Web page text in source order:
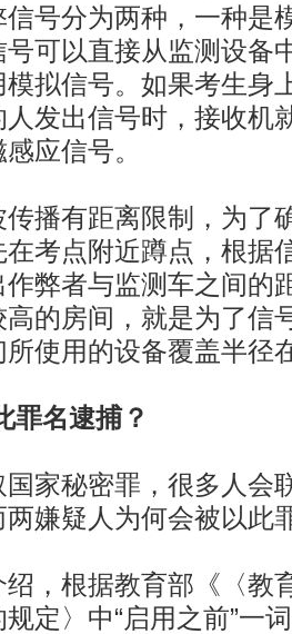
号分为两种，一种是
可以直接从监测设备
拟信号。如果考生身
发出信号时，接收机
应信号。
有距离限制，为了
考点附近蹲点，根据
弊者与监测车之间的
的房间，就是为了信
使用的设备覆盖半径
罪名逮捕？
秘密罪，很多人会
嫌疑人为何会被以此
根据教育部《〈教
定〉中“启用之前”一